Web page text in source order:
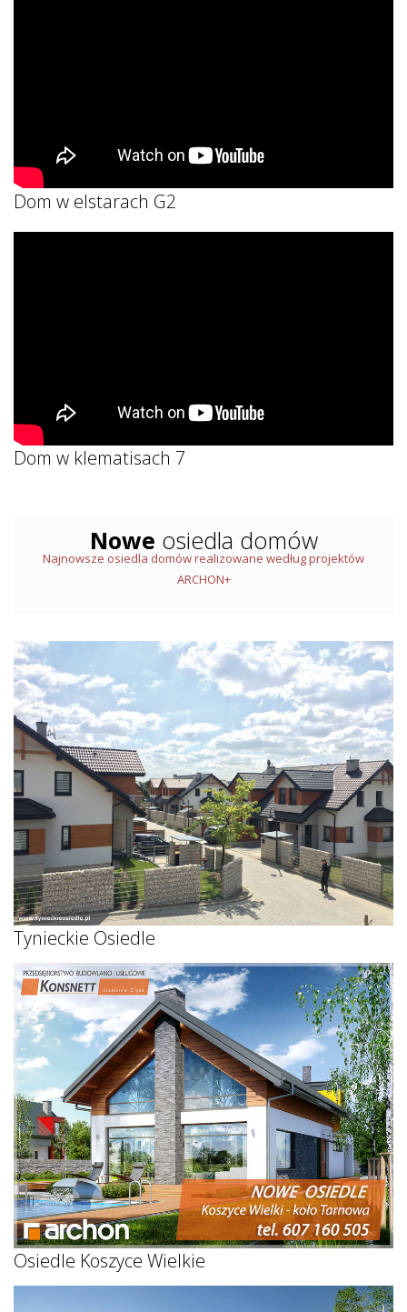
Dom w elstarach G2
Dom w klematisach 7
Nowe osiedla domów
Najnowsze osiedla domów realizowane według projektów
ARCHON+
Tynieckie Osiedle
Osiedle Koszyce Wielkie